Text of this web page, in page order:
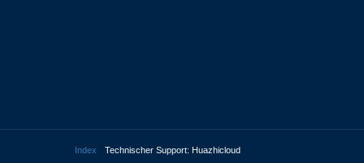
Technischer Support: Huazhicloud
Index